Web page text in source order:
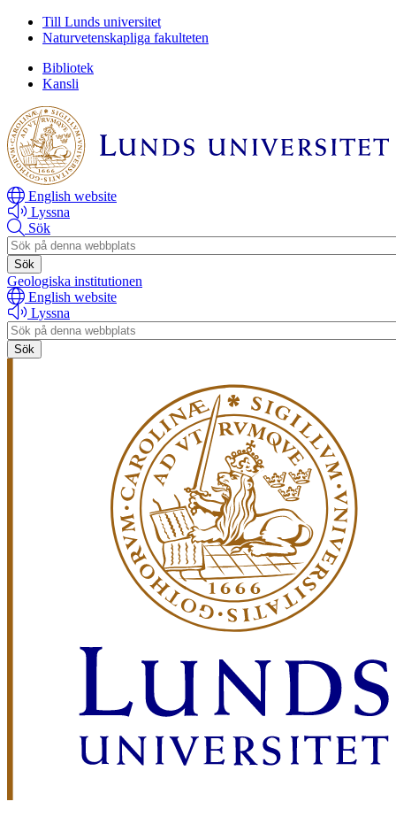
HoppaTill Lunds universitet
Naturvetenskapliga fakulteten
Bibliotek
Kansli
English website
Lyssna
Sök
Header
search
Geologiska institutionen
English website
Lyssna
Header
search